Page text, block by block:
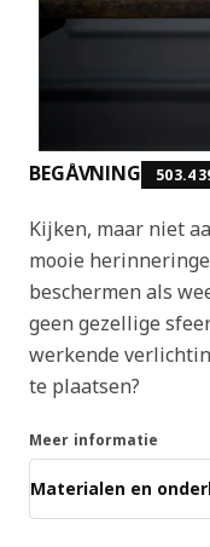
BEGÅVNING
Kijken, maar niet
mooie
beschermen als
geen gezellige
werkende
te plaatsen?
Meer informatie
Materialen en